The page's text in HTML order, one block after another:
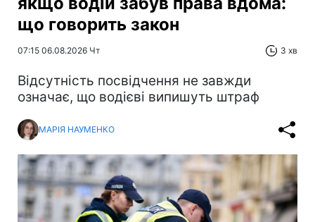
що говорить закон
07:15 06.08.2026 Чт 3 хв
Відсутність посвідчення не завжди
означає, що водієві випишуть штраф
МАРІЯ НАУМЕНКО